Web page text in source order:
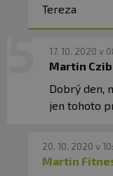
Tereza
17. 10. 2020 v
Martin
Dobrý den,
jen tohoto
20. 10. 2020 v
Martin